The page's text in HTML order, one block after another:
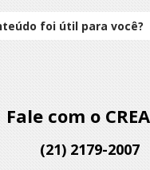
foi útil para você?
Fale com o
(21) 2179-2007